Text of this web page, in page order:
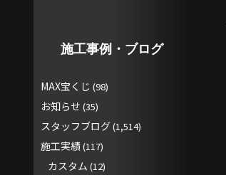
施工事例・ブログ
MAX宝くじ (98)
お知らせ (35)
スタッフブログ(1,514)
施工実績(117)
カスタム (12)